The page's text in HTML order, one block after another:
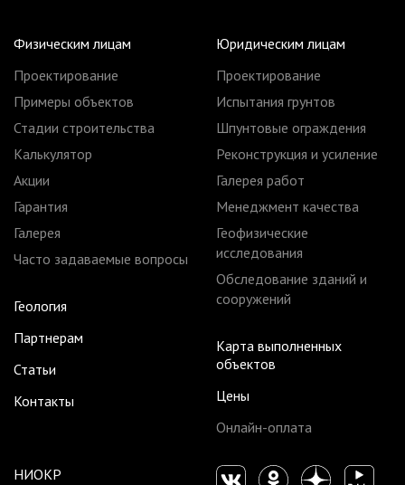
Физическим лицам
Проектирование
Примеры объектов
Стадии строительства
Калькулятор
Акции
Гарантия
Галерея
Часто задаваемые вопросы
Геология
Партнерам
Статьи
Контакты
Юридическим лицам
Проектирование
Испытания грунтов
Шпунтовые ограждения
Реконструкция и усиление
Галерея работ
Менеджмент качества
Геофизические
исследования
Обследование зданий и
сооружений
Карта выполненных
объектов
Цены
Онлайн-оплата
НИОКР